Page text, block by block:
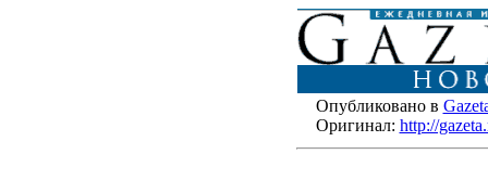
Опубликовано в
Оригинал: http://